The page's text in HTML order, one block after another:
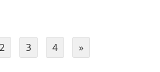
2 3 4 »